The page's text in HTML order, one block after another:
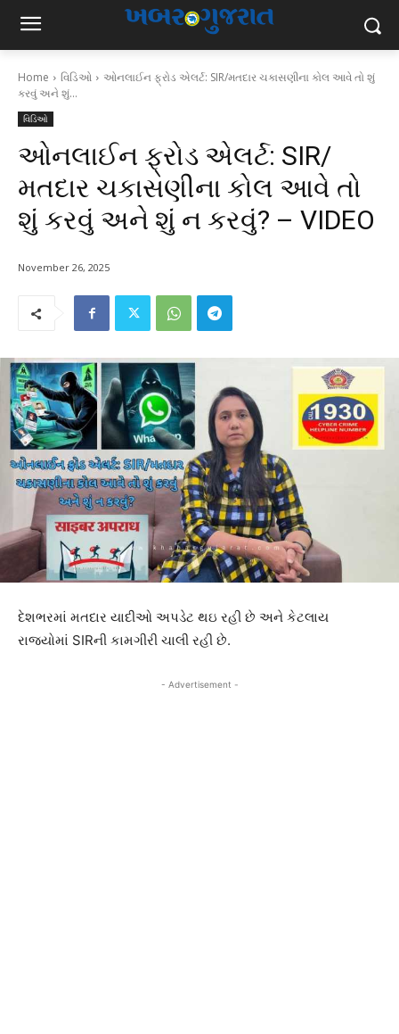
Home વિડિઓ
ઓનલાઈન ફ્રોડ એલર્ટ: SIR/મતદાર ચકાસણીના કોલ આવે તો શું
કરવું અને શું...
વિડિઓ
ઓનલાઈન ફ્રોડ એલર્ટ: SIR/
મતદાર ચકાસણીના કોલ આવે તો
શું કરવું અને શું ન કરવું? – VIDEO
November 26, 2025
દેશભરમાં મતદાર યાદીઓ અપડેટ થઇ રહી છે અને કેટલાય
રાજ્યોમાં SIRની કામગીરી ચાલી રહી છે.
- Advertisement -